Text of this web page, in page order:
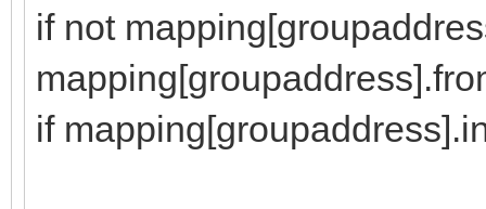
if not
if